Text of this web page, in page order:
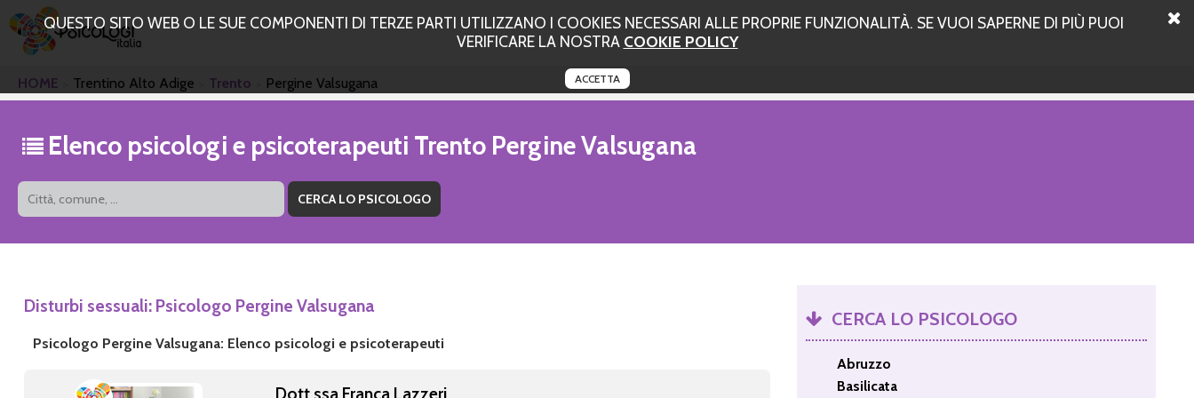
QUESTO SITO WEB O LE SUE COMPONENTI DI TERZE PARTI UTILIZZANO I COOKIES NECESSARI ALLE PROPRIE FUNZIONALITÀ. SE VUOI SAPERNE DI PIÙ PUOI
VERIFICARE LA NOSTRA COOKIE POLICY
ACCETTA
HOME Trentino Alto Adige Trento Pergine Valsugana
Elenco psicologi e psicoterapeuti Trento Pergine Valsugana
Disturbi sessuali: Psicologo Pergine Valsugana
Psicologo Pergine Valsugana: Elenco psicologi e psicoterapeuti
Dott.ssa Franca Lazzeri
CERCA LO PSICOLOGO
Abruzzo
Basilicata